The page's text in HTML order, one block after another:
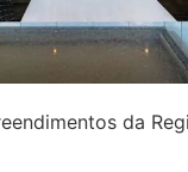
da